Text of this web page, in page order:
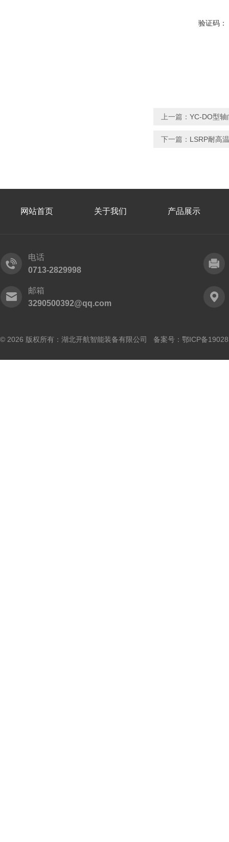
验证码：
上一篇： YC-DO型
下一篇： LSRP耐高
网站首页 关于我们 产品展示
电话
0713-2829998
邮箱
3290500392@qq.com
© 2026 版权所有：湖北开航智能装备有限公司 备案号： 鄂ICP备